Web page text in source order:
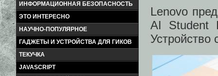
ИНФОРМАЦИОННАЯ БЕЗОПАСНОСТЬ
ЭТО ИНТЕРЕСНО
НАУЧНО-ПОПУЛЯРНОЕ
ГАДЖЕТЫ И УСТРОЙСТВА ДЛЯ ГИКОВ
ТЕКУЧКА
JAVASCRIPT
Lenovo
AI Student
Устройство